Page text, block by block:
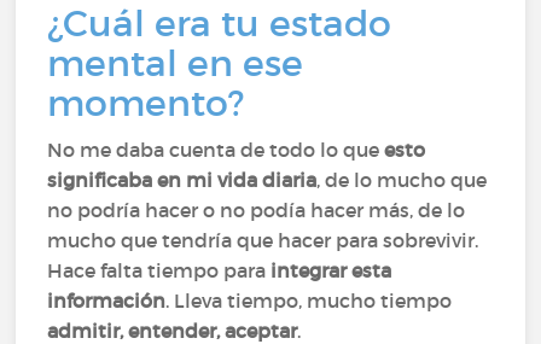
¿Cuál era tu estado
mental en ese
momento?
No me daba cuenta de todo lo queesto
significaba en mi vida diaria, de lo mucho que
no podría hacer o no podía hacer más, de lo
mucho que tendría que hacer para sobrevivir.
Hace falta tiempo para integrar esta
información. Lleva tiempo, mucho tiempo
admitir, entender, aceptar.